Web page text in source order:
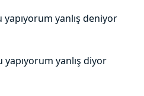
yanlış deniyor
yanlış diyor